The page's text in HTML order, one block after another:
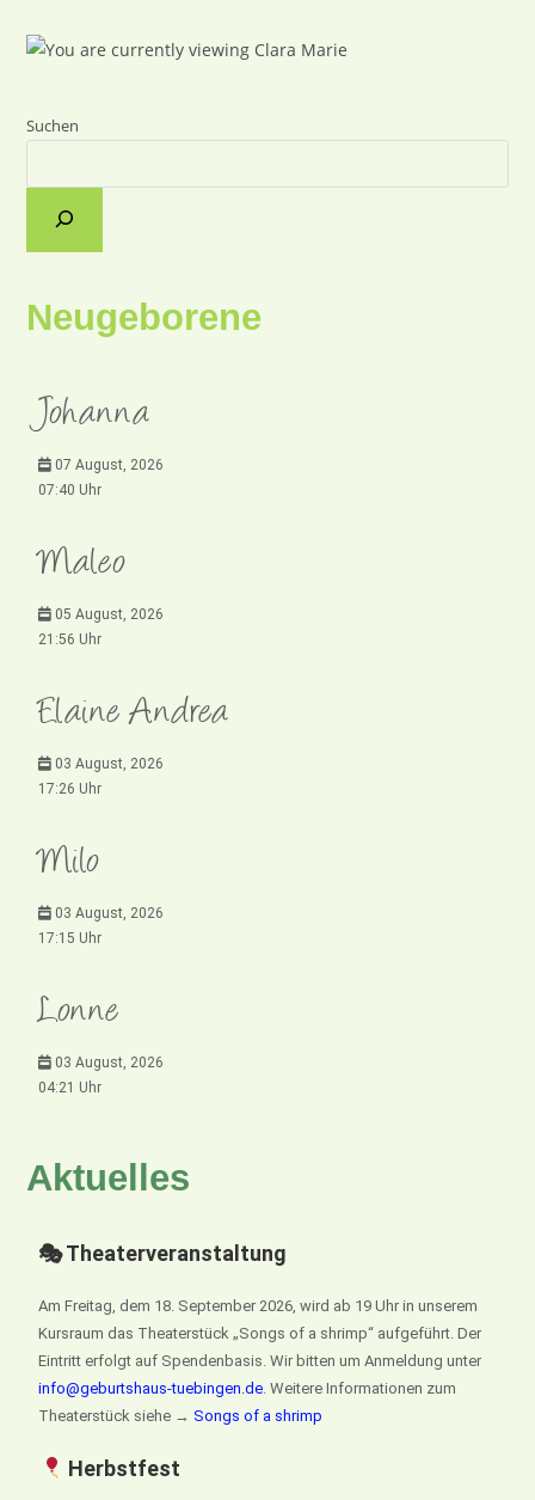
Suchen
Neugeborene
Johanna
07 August, 2026
07:40 Uhr
Maleo
05 August, 2026
21:56 Uhr
Elaine Andrea
03 August, 2026
17:26 Uhr
Milo
03 August, 2026
17:15 Uhr
Lonne
03 August, 2026
04:21 Uhr
Aktuelles
🎭 Theaterveranstaltung
Am Freitag, dem 18. September 2026, wird ab 19 Uhr in unserem
Kursraum das Theaterstück „Songs of a shrimp“ aufgeführt. Der
Eintritt erfolgt auf Spendenbasis. Wir bitten um Anmeldung unter
info@geburtshaus-tuebingen.de. Weitere Informationen zum
Theaterstück siehe →Songs of a shrimp
Herbstfest